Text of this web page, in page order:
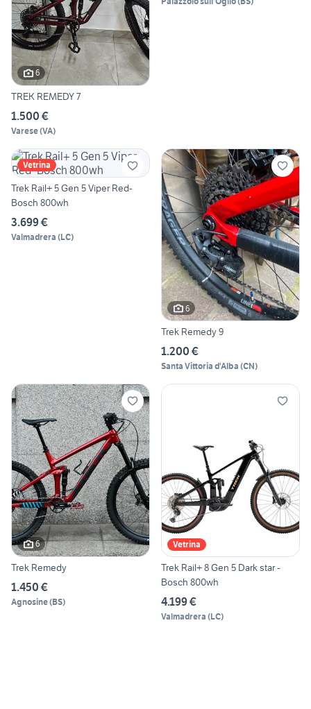
6
TREK REMEDY 7
1.500 €
Varese(VA)
Vetrina
Trek Rail+ 5 Gen 5 Viper Red-
Bosch 800wh
3.699 €
Valmadrera (LC)
6
Trek Remedy 9
1.200 €
Santa Vittoria d'Alba (CN)
6
Trek Remedy
1.450 €
Agnosine(BS)
Vetrina
Trek Rail+ 8 Gen 5 Dark star -
Bosch 800wh
4.199 €
Valmadrera (LC)